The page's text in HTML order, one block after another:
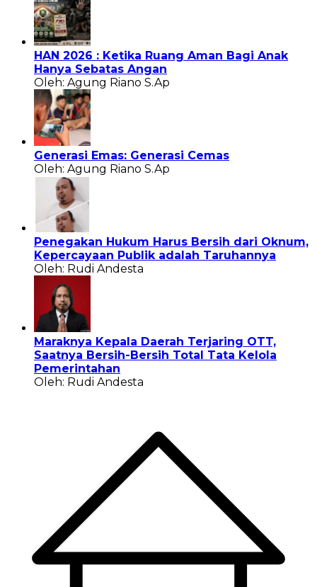
HAN 2026 : Ketika Ruang Aman Bagi Anak
Hanya Sebatas Angan
Oleh: Agung Riano S.Ap
Generasi Emas: Generasi Cemas
Oleh: Agung Riano S.Ap
Penegakan Hukum Harus Bersih dari Oknum,
Kepercayaan Publik adalah Taruhannya
Oleh: Rudi Andesta
Maraknya Kepala Daerah Terjaring OTT,
Saatnya Bersih-Bersih Total Tata Kelola
Pemerintahan
Oleh: Rudi Andesta